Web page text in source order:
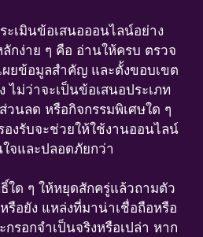
ะเมินข้อเสนอออนไลน์อย่าง
กง่าย ๆ คือ อ่านให้ครบ ตรวจ
ผยข้อมูลสำคัญ และตั้งขอบเขต
ไม่ว่าจะเป็นข้อเสนอประเภท
วนลด หรือกิจกรรมพิเศษใด ๆ
งรับจะช่วยให้ใช้งานออนไลน์
จและปลอดภัยกว่า
ใด ๆ ให้หยุดสักครู่แล้วถามตัว
รือยัง แหล่งที่มาน่าเชื่อถือหรือ
รอกจำเป็นจริงหรือเปล่า หาก